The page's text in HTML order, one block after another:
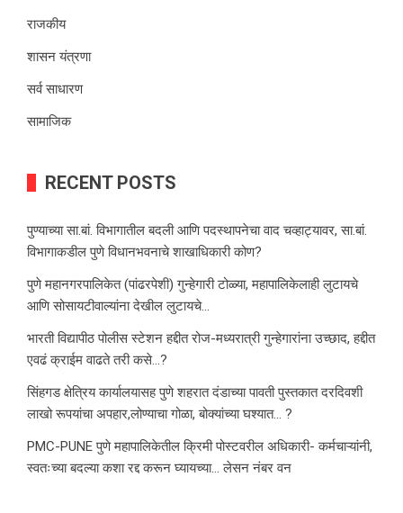
राजकीय
शासन यंत्रणा
सर्व साधारण
सामाजिक
RECENT POSTS
पुण्याच्या सा.बां. विभागातील बदली आणि पदस्थापनेचा वाद चव्हाट्यावर, सा.बां.
विभागाकडील पुणे विधानभवनाचे शाखाधिकारी कोण?
पुणे महानगरपालिकेत (पांढरपेशी) गुन्हेगारी टोळ्या, महापालिकेलाही लुटायचे
आणि सोसायटीवाल्यांना देखील लुटायचे…
भारती विद्यापीठ पोलीस स्टेशन हद्दीत रोज-मध्यरात्री गुन्हेगारांना उच्छाद, हद्दीत
एवढं क्राईम वाढते तरी कसे…?
सिंहगड क्षेत्रिय कार्यालयासह पुणे शहरात दंडाच्या पावती पुस्तकात दरदिवशी
लाखो रूपयांचा अपहार,लोण्याचा गोळा, बोक्यांच्या घश्यात… ?
PMC-PUNE पुणे महापालिकेतील क्रिमी पोस्टवरील अधिकारी- कर्मचाऱ्यांनी,
स्वतःच्या बदल्या कशा रद्द करून घ्यायच्या… लेसन नंबर वन